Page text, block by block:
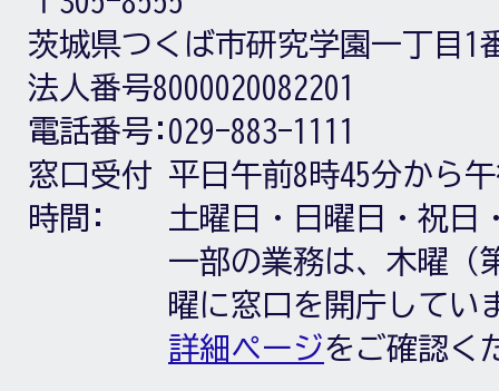
茨城県つくば市研究学園一丁目1
法人番号8000020082201
電話番号: 029-883-1111
窓口受付
時間:
平日午前8時45分から
土曜日・日曜日・祝日
一部の業務は、木曜（
曜に窓口を開庁してい
詳細ページをご確認く